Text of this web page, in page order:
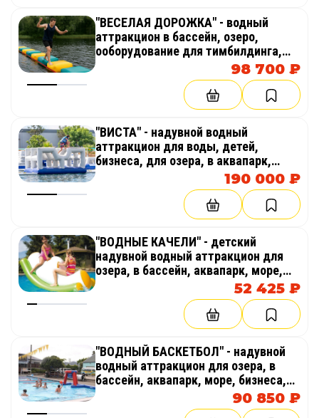
"ВЕСЕЛАЯ ДОРОЖКА" - водный
аттракцион в бассейн, озеро,
ооборудование для тимбилдинга,
праздника, корпоратива,
соревнований, веселых стартов,
забегов, эстафет
98 700 ₽
"ВИСТА" - надувной водный
аттракцион для воды, детей,
бизнеса, для озера, в аквапарк,
190 000 ₽
"ВОДНЫЕ КАЧЕЛИ" - детский
надувной водный аттракцион для
озера, в бассейн, аквапарк, море,
52 425 ₽
"ВОДНЫЙ БАСКЕТБОЛ" - надувной
водный аттракцион для озера, в
бассейн, аквапарк, море, бизнеса,
90 850 ₽